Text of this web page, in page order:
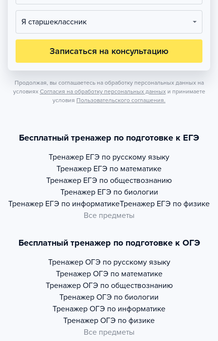
Я старшеклассник
Записаться на консультацию
Продолжая, вы соглашаетесь на обработку персональных данных на
условиях Согласия на обработку персональных данных и принимаете
условия Пользовательского соглашения.
Бесплатный тренажер по подготовке к ЕГЭ
Тренажер ЕГЭ по русскому языку
Тренажер ЕГЭ по математике
Тренажер ЕГЭ по обществознанию
Тренажер ЕГЭ по биологии
Тренажер ЕГЭ по информатикеТренажер ЕГЭ по физике
Все предметы
Бесплатный тренажер по подготовке к ОГЭ
Тренажер ОГЭ по русскому языку
Тренажер ОГЭ по математике
Тренажер ОГЭ по обществознанию
Тренажер ОГЭ по биологии
Тренажер ОГЭ по информатике
Тренажер ОГЭ по физике
Все предметы